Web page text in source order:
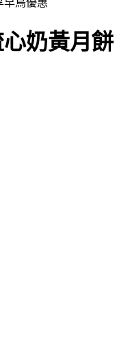
心奶黃月餅